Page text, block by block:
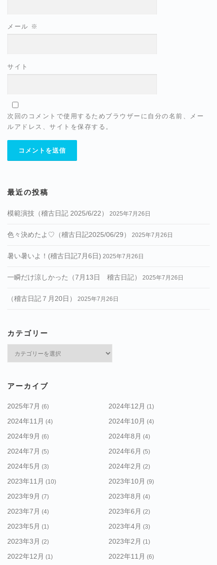
メール ※
サイト
次回のコメントで使用するためブラウザーに自分の名前、メー
ルアドレス、サイトを保存する。
最近の投稿
模範演技（稽古日記 2025/6/22） 2025年7月26日
色々決めたよ♡（稽古日記2025/06/29） 2025年7月26日
暑い暑いよ！(稽古日記7月6日) 2025年7月26日
一瞬だけ涼しかった（7月13日 稽古日記） 2025年7月26日
（稽古日記７月20日） 2025年7月26日
カテゴリー
ー
アーカイブ
2025年7月 (6) 2024年12月 (1)
2024年11月 (4) 2024年10月 (4)
2024年9月 (6) 2024年8月 (4)
2024年7月 (5) 2024年6月 (5)
2024年5月 (3) 2024年2月 (2)
2023年11月 (10) 2023年10月 (9)
2023年9月 (7) 2023年8月 (4)
2023年7月 (4) 2023年6月 (2)
2023年5月 (1) 2023年4月 (3)
2023年3月 (2) 2023年2月 (1)
2022年12月 (1) 2022年11月 (6)